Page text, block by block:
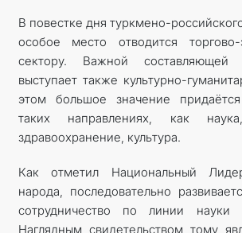
В повестке дня туркмено-
особое место отводится торгово-
сектору. Важной составляющей
выступает также культурно-
этом большое значение
таких направлениях, как
здравоохранение, культура.
Как отметил Национальный
народа, последовательно
сотрудничество по линии науки
Наглядным свидетельством тому